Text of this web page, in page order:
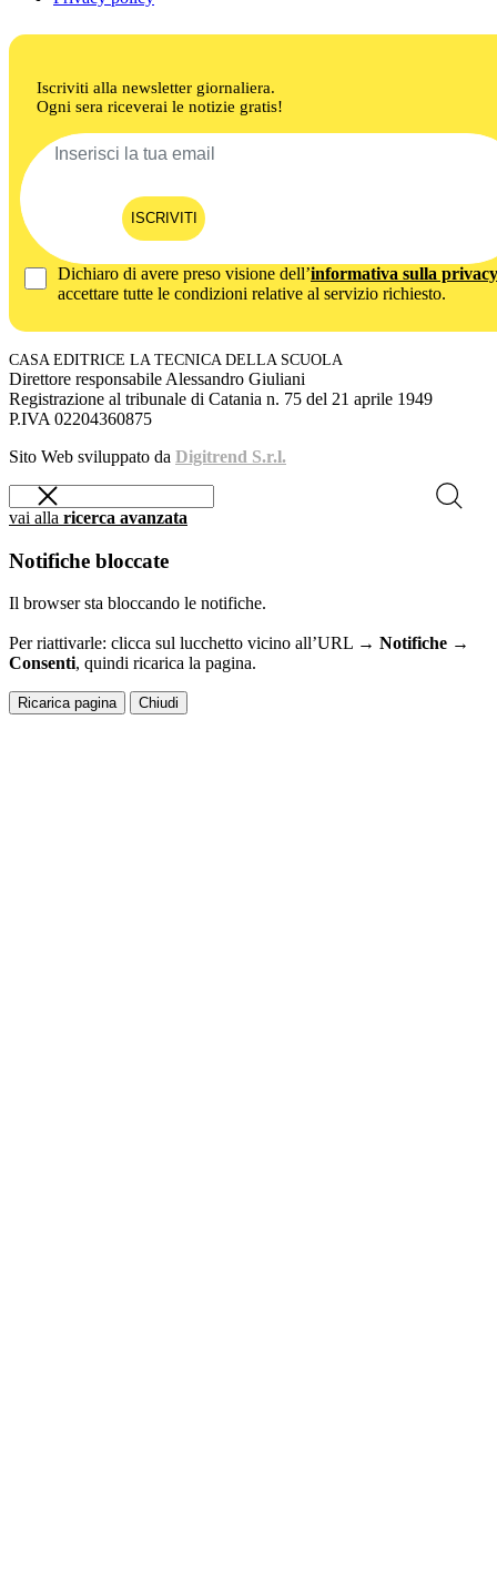
Iscriviti alla newsletter giornaliera.
Ogni sera riceverai le notizie gratis!
ISCRIVITI
Dichiaro di avere preso visione dell’informativa sulla privacy
accettare tutte le condizioni relative al servizio richiesto.
CASA EDITRICE LA TECNICA DELLA SCUOLA
Direttore responsabile Alessandro Giuliani
Registrazione al tribunale di Catania n. 75 del 21 aprile 1949
P.IVA 02204360875
Sito Web sviluppato da Digitrend S.r.l.
vai alla ricerca avanzata
Notifiche bloccate
Il browser sta bloccando le notifiche.
Per riattivarle: clicca sul lucchetto vicino all’URL → Notifiche →
Consenti, quindi ricarica la pagina.
Ricarica pagina Chiudi